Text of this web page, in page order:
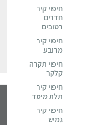
חיפוי קיר
חדרים
רטובים
חיפוי קיר
מרובע
חיפוי תקרה
קלקר
חיפוי קיר
תלת מימד
חיפוי קיר
גמיש